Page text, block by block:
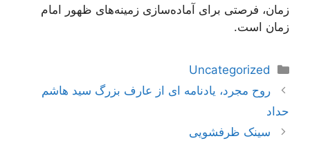
زمان، فرصتی برای آماده‌سازی زمینه‌های ظهور امام
زمان است.
دسته‌ها
Uncategorized
ناوبری
نوشته‌ها
روح مجرد، یادنامه ای از عارف بزرگ سید هاشم
حداد
سینک ظرفشویی